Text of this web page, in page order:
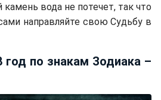
вода не потечет, так что
направляйте свою Судьбу в
год по знакам Зодиака –